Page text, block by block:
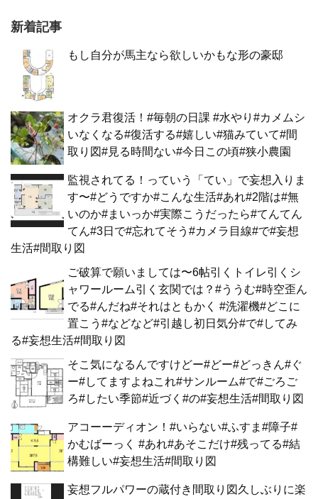
新着記事
もし自分が馬主なら欲しいかもな形の豪邸
オクラ君復活！#毎朝の日課 #水やり#カメムシ
いなくなる#復活する#嬉しい#猫みていて#間
取り図#見る時間ない#今日この頃#狭小農園
監視されてる！っていう「てい」で妄想入りま
す〜#どうですか#こんな生活#あれ#2階は#無
いのか#まいっか#実際こうだったら#てんてん
てん#3日で#忘れてそう#カメラ目線#で#妄想
生活#間取り図
ご破算で願いましては〜6帖引くトイレ引くシ
ャワールーム引く玄関では？#ううむ#時空歪ん
でる#んだね#それはともかく #洗濯機#どこに
置こう#などなど#引越し初日気分#で#してみ
る#妄想生活#間取り図
そこ気になるんですけどー#どー#どっきん#ぐ
ー#してますよねこれ#サンルーム#で#ごろご
ろ#したい季節#近づく#の#妄想生活#間取り図
アコーーディオン！#いらない#ふすま#障子#
かむばーっく #あれ#あそこだけ#残ってる#結
構難しい#妄想生活#間取り図
妄想フルパワーの蔵付き間取り図久しぶりに楽